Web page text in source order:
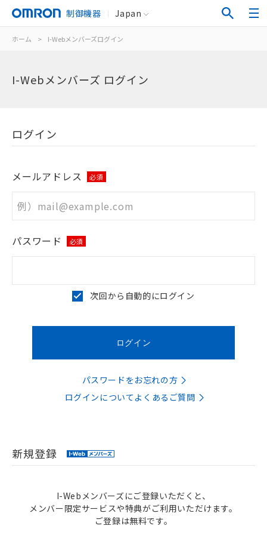
制御機器 Japan
ホーム > I-Webメンバーズログイン
I-Webメンバーズ ログイン
ログイン
メールアドレス 必須
パスワード 必須
次回から自動的にログイン
パスワードをお忘れの方
ログインについてよくあるご質問
新規登録
I-Webメンバーズにご登録いただくと、
メンバー限定サービスや特典がご利用いただけます。
ご登録は無料です。